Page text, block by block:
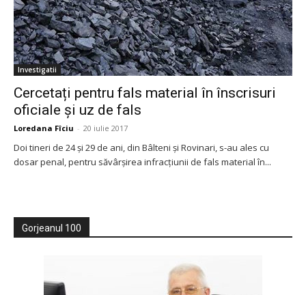
Investigatii
Cercetați pentru fals material în înscrisuri
oficiale şi uz de fals
Loredana Fîciu - 20 iulie 2017
Doi tineri de 24 și 29 de ani, din Bâlteni și Rovinari, s-au ales cu
dosar penal, pentru săvârșirea infracţiunii de fals material în...
Gorjeanul 100